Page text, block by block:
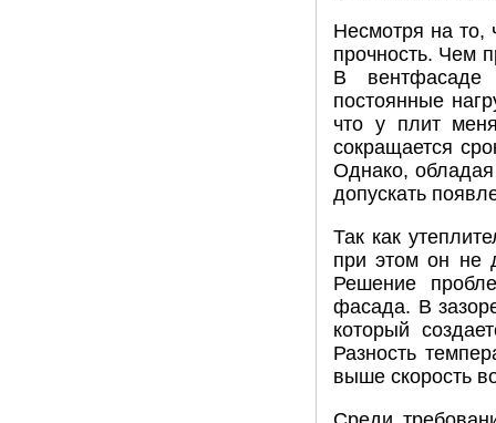
Несмотря на то,
прочность. Чем
В вентфасаде
постоянные
что у плит
сокращается
Однако,
допускать
Так как
при этом он не
Решение
фасада. В
который
Разность
выше скорость